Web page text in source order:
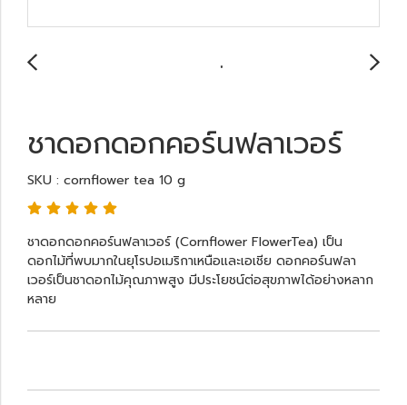
ชาดอกดอกคอร์นฟลาเวอร์
SKU : cornflower tea 10 g
ชาดอกดอกคอร์นฟลาเวอร์ (Cornflower FlowerTea) เป็น
ดอกไม้ที่พบมากในยุโรปอเมริกาเหนือและเอเชีย ดอกคอร์นฟลา
เวอร์เป็นชาดอกไม้คุณภาพสูง มีประโยชน์ต่อสุขภาพได้อย่างหลาก
หลาย